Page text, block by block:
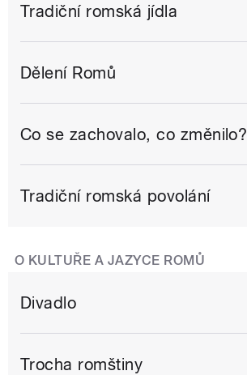
Tradiční romská jídla
Dělení Romů
Co se zachovalo, co změnilo?
Tradiční romská povolání
O KULTUŘE A JAZYCE ROMŮ
Divadlo
Trocha romštiny